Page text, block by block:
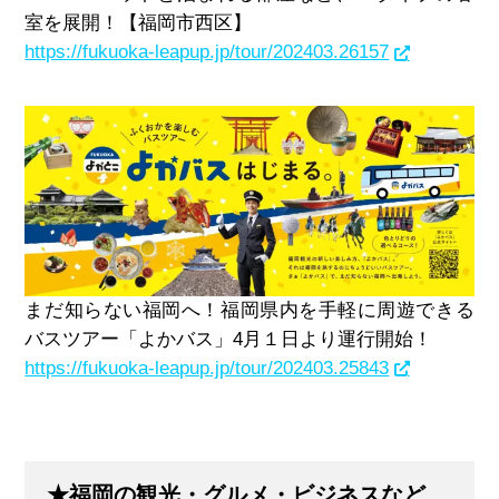
室を展開！【福岡市西区】
https://fukuoka-leapup.jp/tour/202403.26157
まだ知らない福岡へ！福岡県内を手軽に周遊できる
バスツアー「よかバス」4月１日より運行開始！
https://fukuoka-leapup.jp/tour/202403.25843
★福岡の観光・グルメ・ビジネスなど、